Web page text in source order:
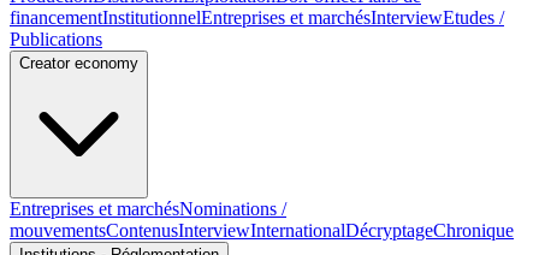
financementInstitutionnelEntreprises et marchésInterviewEtudes /
Publications
Creator economy
Entreprises et marchésNominations /
mouvementsContenusInterviewInternationalDécryptageChronique